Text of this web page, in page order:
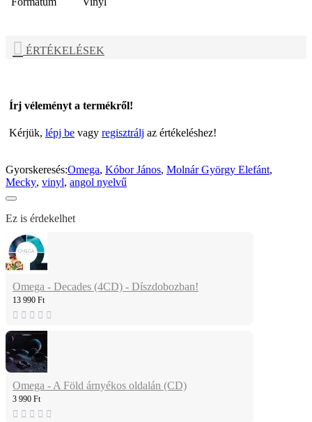
ÉRTÉKELÉSEK
Írj véleményt a termékről!
Kérjük, lépj be vagy regisztrálj az értékeléshez!
Gyorskeresés:Omega, Kóbor János, Molnár György Elefánt,
Mecky, vinyl, angol nyelvű
Ez is érdekelhet
Omega - Decades (4CD) - Díszdobozban!
13 990 Ft
Omega - A Föld árnyékos oldalán (CD)
3 990 Ft